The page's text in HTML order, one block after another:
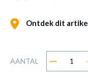
Ontdek dit
AANTAL